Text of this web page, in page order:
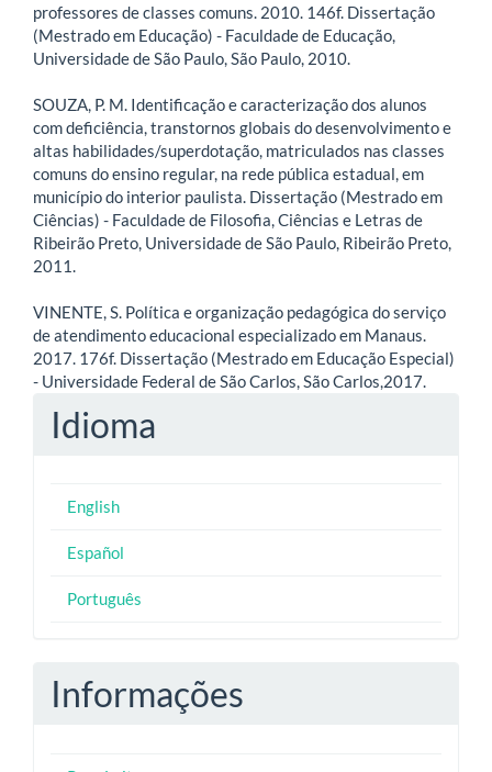
professores de classes comuns. 2010. 146f. Dissertação
(Mestrado em Educação) - Faculdade de Educação,
Universidade de São Paulo, São Paulo, 2010.
SOUZA, P. M. Identificação e caracterização dos alunos
com deficiência, transtornos globais do desenvolvimento e
altas habilidades/superdotação, matriculados nas classes
comuns do ensino regular, na rede pública estadual, em
município do interior paulista. Dissertação (Mestrado em
Ciências) - Faculdade de Filosofia, Ciências e Letras de
Ribeirão Preto, Universidade de São Paulo, Ribeirão Preto,
2011.
VINENTE, S. Política e organização pedagógica do serviço
de atendimento educacional especializado em Manaus.
2017. 176f. Dissertação (Mestrado em Educação Especial)
- Universidade Federal de São Carlos, São Carlos,2017.
Idioma
English
Español
Português
Informações